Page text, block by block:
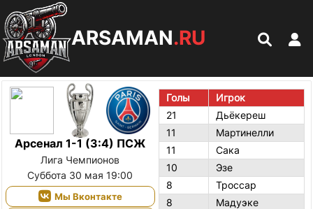
ARSAMAN.RU
Арсенал 1-1 (3:4) ПСЖ
Лига Чемпионов
Суббота 30 мая 19:00
Мы Вконтакте
Голы
Игрок
21
Дьёкереш
11
Мартинелли
11
Сака
10
Эзе
8
Троссар
8
Мадуэке